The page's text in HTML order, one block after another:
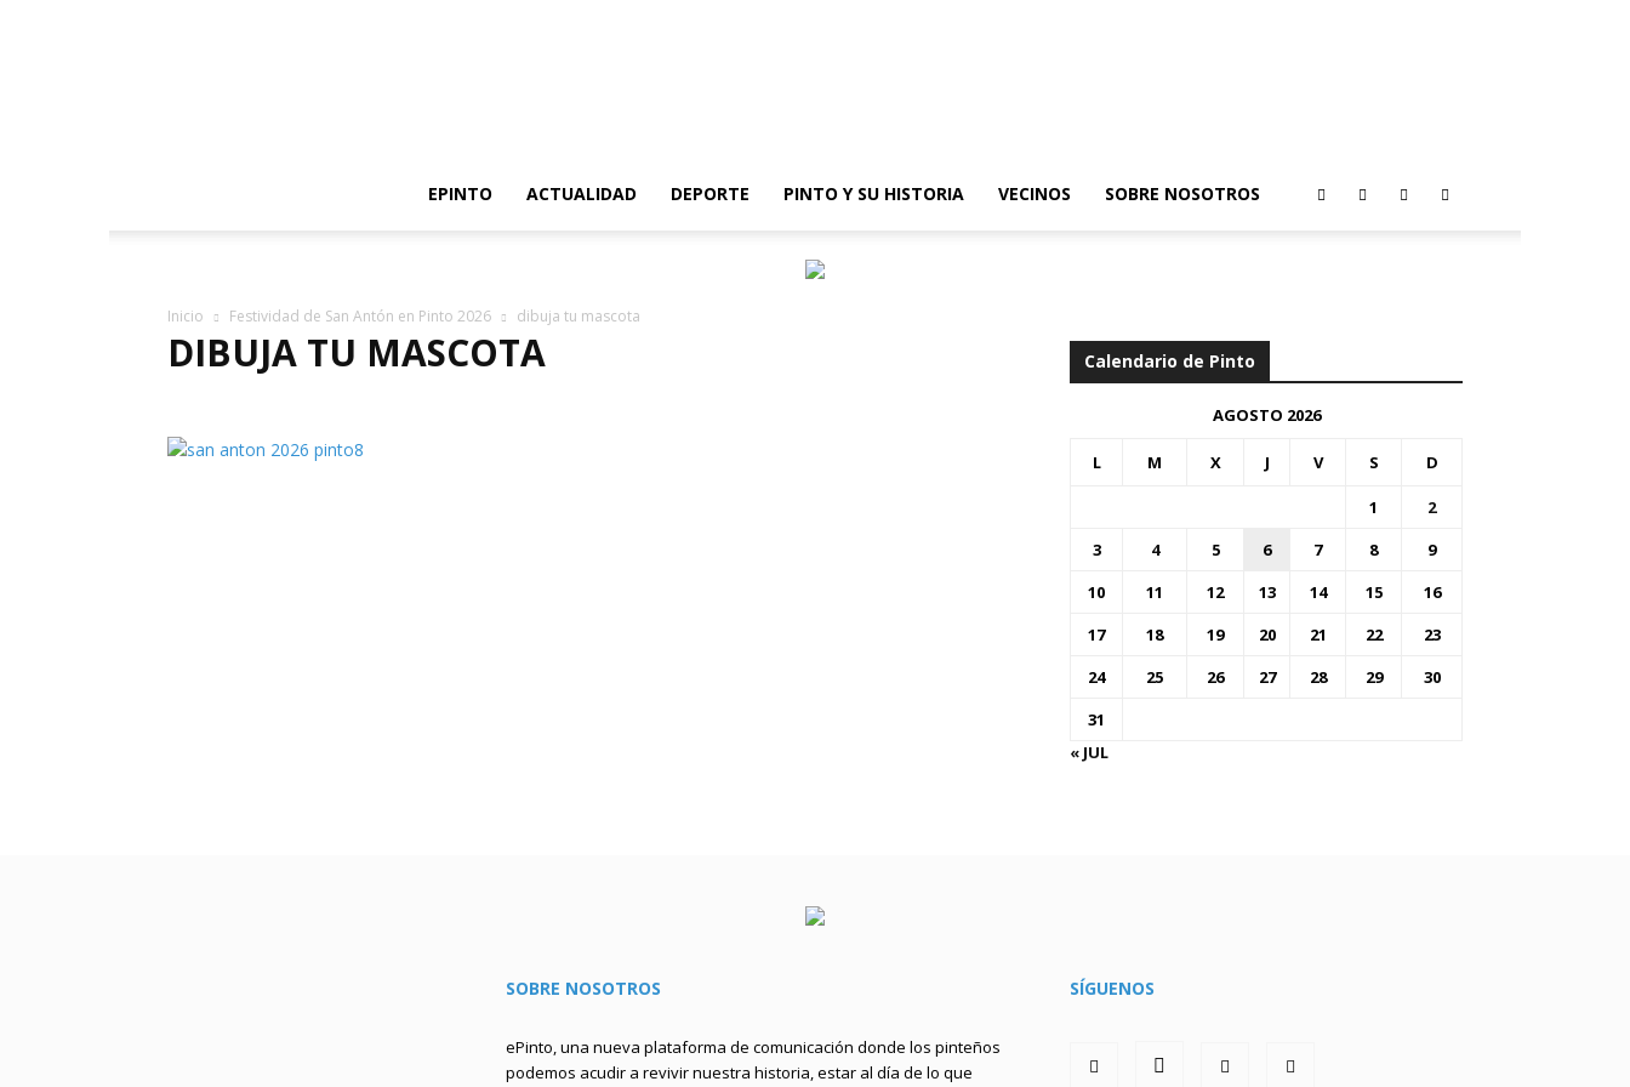
EPINTO
ACTUALIDAD DEPORTE PINTO Y SU HISTORIA VECINOS SOBRE NOSOTROS
Inicio Festividad de San Antón en Pinto 2026 dibuja tu mascota
DIBUJA TU MASCOTA Calendario de Pinto
AGOSTO 2026
L M X J V S D
1
2
3
4 5 6 7 8
9
10
11 12 13 14 15
16
17
18 19 20 21 22
23
24
25 26 27 28 29
30
31
« JUL
SOBRE NOSOTROS
ePinto, una nueva plataforma de comunicación donde los pinteños
podemos acudir a revivir nuestra historia, estar al día de lo que
SÍGUENOS